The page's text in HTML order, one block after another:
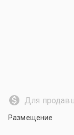
Для
Размещение